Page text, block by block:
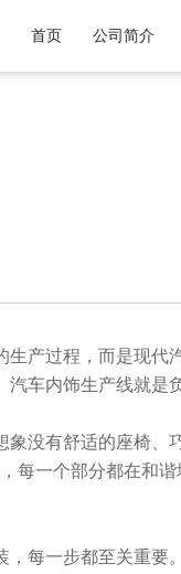
首页 公司简介
产过程，而是现代
车内饰生产线就是
没有舒适的座椅、
每一个部分都在和
每一步都至关重要